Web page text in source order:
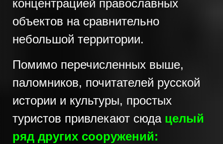
концентрацией православных
объектов на сравнительно
небольшой территории.
Помимо перечисленных выше,
паломников, почитателей русской
истории и культуры, простых
туристов привлекают сюда целый
ряд других сооружений: